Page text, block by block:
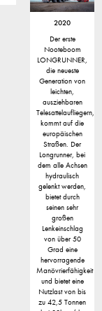
2020
Der erste
Nooteboom
LONGRUNNER,
die neueste
Generation von
leichten,
ausziehbaren
Telesattelaufliegern,
kommt auf die
europäischen
Straßen. Der
Longrunner, bei
dem alle Achsen
hydraulisch
gelenkt werden,
bietet durch
seinen sehr
großen
Lenkeinschlag
von über 50
Grad eine
hervorragende
Manövrierfähigkeit
und bietet eine
Nutzlast von bis
zu 42,5 Tonnen